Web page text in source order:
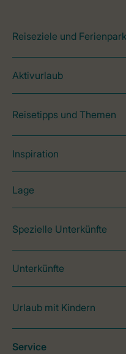
Reiseziele und
Aktivurlaub
Reisetipps und Themen
Inspiration
Lage
Spezielle Unterkünfte
Unterkünfte
Urlaub mit Kindern
Service